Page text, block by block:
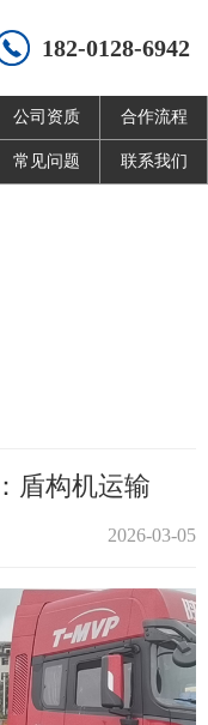
182-0128-6942
公司资质 合作流程
常见问题 联系我们
盾构机运输
2026-03-05